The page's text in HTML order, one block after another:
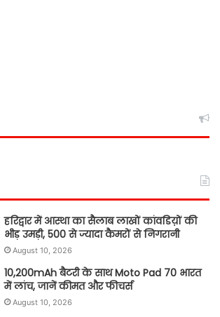
हरिद्वार में आस्था का सैलाब लाखों कांवडिय़ों की
भीड़ उमड़ी, 500 से ज्यादा कैमरों से निगरानी
August 10, 2026
10,200mAh बैटरी के साथ Moto Pad 70 भारत
में लांच, जानें कीमत और फीचर्स
August 10, 2026